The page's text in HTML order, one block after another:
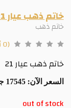
خاتم ذهب عيار 21 من أشرف حلمى
خاتم ذهب
(0 أشخاص قاموا بالتقييم)
خاتم ذهب عيار 21
السعر الآن:
out of stock